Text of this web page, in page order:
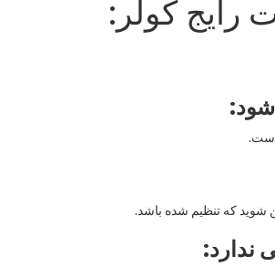
رایج کولر:
:
شوید که تنظیم شده باشد.
ندارد: